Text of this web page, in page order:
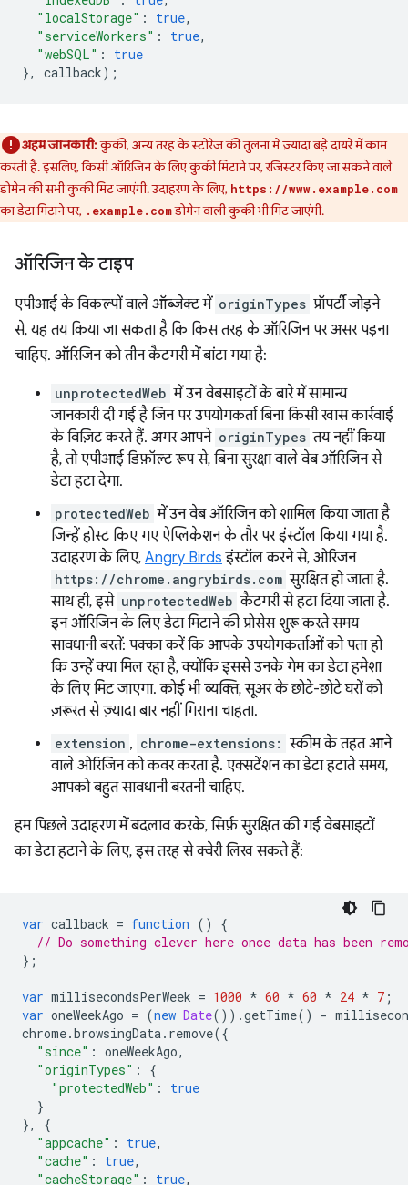
"localStorage" : true,
"serviceWorkers" : true,
"webSQL" :
true
},
callback);
अहम जानकारी:कुकी, अन्य तरह के स्टोरेज की तुलना में ज़्यादा बड़े दायरे में काम
करती हैं. इसलिए, किसी ऑरिजिन के लिए कुकी मिटाने पर, रजिस्टर किए जा सकने वाले
डोमेन की सभी कुकी मिट जाएंगी. उदाहरण के लिए, https://www.example.com
का डेटा मिटाने पर, .example.comडोमेन वाली कुकी भी मिट जाएंगी.
ऑरिजिन के टाइप
एपीआई के विकल्पों वाले ऑब्जेक्ट में originTypes प्रॉपर्टी जोड़ने
से, यह तय किया जा सकता है कि किस तरह के ऑरिजिन पर असर पड़ना
चाहिए. ऑरिजिन को तीन कैटगरी में बांटा गया है:
unprotectedWeb में उन वेबसाइटों के बारे में सामान्य
जानकारी दी गई है जिन पर उपयोगकर्ता बिना किसी खास कार्रवाई
के विज़िट करते हैं. अगर आपने originTypes तय नहीं किया
है, तो एपीआई डिफ़ॉल्ट रूप से, बिना सुरक्षा वाले वेब ऑरिजिन से
डेटा हटा देगा.
protectedWeb में उन वेब ऑरिजिन को शामिल किया जाता है
जिन्हें होस्ट किए गए ऐप्लिकेशन के तौर पर इंस्टॉल किया गया है.
उदाहरण के लिए, Angry Birds इंस्टॉल करने से, ओरिजन
https://chrome.angrybirds.com सुरक्षित हो जाता है.
साथ ही, इसे unprotectedWeb कैटगरी से हटा दिया जाता है.
इन ऑरिजिन के लिए डेटा मिटाने की प्रोसेस शुरू करते समय
सावधानी बरतें: पक्का करें कि आपके उपयोगकर्ताओं को पता हो
कि उन्हें क्या मिल रहा है, क्योंकि इससे उनके गेम का डेटा हमेशा
के लिए मिट जाएगा. कोई भी व्यक्ति, सूअर के छोटे-छोटे घरों को
ज़रूरत से ज़्यादा बार नहीं गिराना चाहता.
extension , chrome-extensions: स्कीम के तहत आने
वाले ओरिजिन को कवर करता है. एक्सटेंशन का डेटा हटाते समय,
आपको बहुत सावधानी बरतनी चाहिए.
हम पिछले उदाहरण में बदलाव करके, सिर्फ़ सुरक्षित की गई वेबसाइटों
का डेटा हटाने के लिए, इस तरह से क्वेरी लिख सकते हैं:
var callback = function ()
{
// Do something clever here once data has been
};
var millisecondsPerWeek = 1000 * 60 * 60 * 24 * 7 ;
var oneWeekAgo = (new Date()).getTime() -
chrome.browsingData. remove({
"since" : oneWeekAgo,
"originTypes" :
{
"protectedWeb" :
true
}
},
{
"appcache" : true,
"cache" : true,
"cacheStorage" : true,